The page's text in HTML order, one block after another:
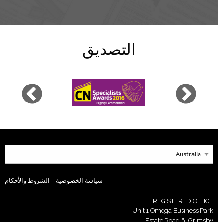
التصديق
سياسة الخصوصية الشروط والأحكام
REGISTERED OFFICE
Unit 1 Omega Business Park
Estate Road 6, Grimsby